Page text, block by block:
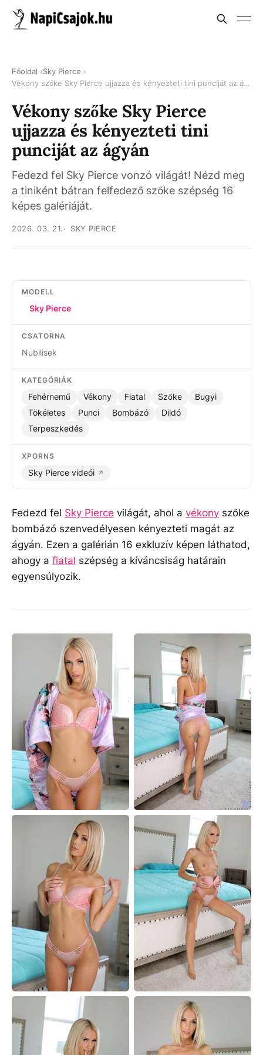
Főoldal
Sky Pierce
Vékony szőke Sky Pierce ujjazza és kényezteti tini punciját az ágyán
Vékony szőke Sky Pierce
ujjazza és kényezteti tini
punciját az ágyán
Fedezd fel Sky Pierce vonzó világát! Nézd meg
a tiniként bátran felfedező szőke szépség 16
képes galériáját.
2026. 03. 21. SKY PIERCE
MODELL
Sky Pierce
CSATORNA
Nubilisek
KATEGÓRIÁK
Fehérnemű Vékony Fiatal Szőke
Bugyi
Tökéletes
Punci Bombázó
Dildó
Terpeszkedés
XPORNS
Sky Pierce videói
Fedezd fel Sky Pierce világát, ahol a vékony szőke
bombázó szenvedélyesen kényezteti magát az
ágyán. Ezen a galérián 16 exkluzív képen láthatod,
ahogy a fiatal szépség a kíváncsiság határain
egyensúlyozik.